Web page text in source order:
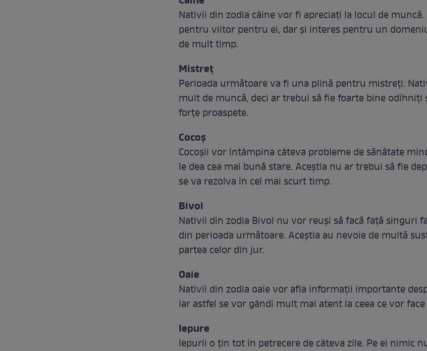
Nativii din zodia câine vor fi apreciați la locul de
pentru viitor pentru ei, dar și interes pentru un
de mult timp.
Mistreț
Perioada următoare va fi una plină pentru mistreți.
mult de muncă, deci ar trebui să fie foarte bine odihniți
forțe proaspete.
Cocoș
Cocoșii vor întâmpina câteva probleme de sănătate
le dea cea mai bună stare. Aceștia nu ar trebui să fie
se va rezolva în cel mai scurt timp.
Bivol
Nativii din zodia Bivol nu vor reuși să facă față singuri
din perioada următoare. Aceștia au nevoie de multă
partea celor din jur.
Oaie
Nativii din zodia oaie vor afla informații importante
iar astfel se vor gândi mult mai atent la ceea ce vor
Iepure
Iepurii o țin tot în petrecere de câteva zile. Pe ei nimic